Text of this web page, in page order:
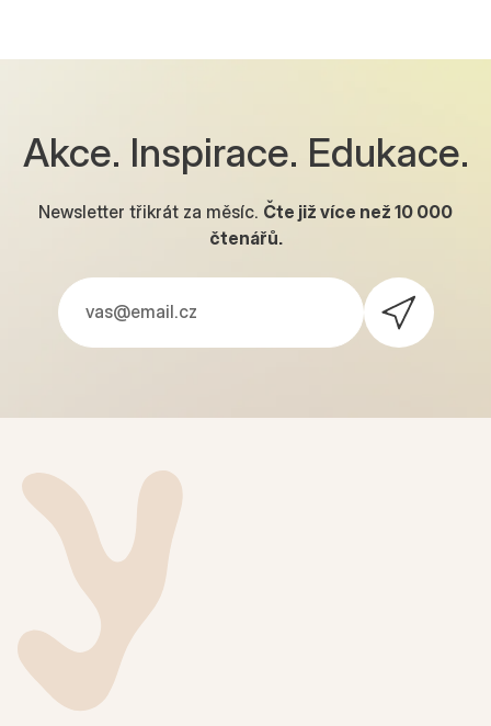
Akce. Inspirace. Edukace.
Newsletter třikrát za měsíc. Čte již více než 10 000
čtenářů.